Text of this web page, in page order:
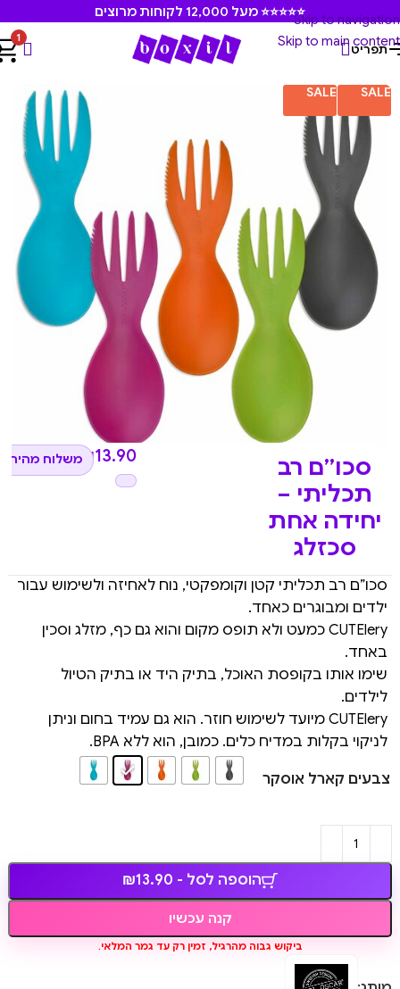
Skip to navigation
Skip to main content
⭐⭐⭐⭐⭐ מעל 12,000 לקוחות מרוצים
תפריט
1
עמוד הבית /מוצרים משלימים קארל אוסקר
SALE
SALE
סכו”ם רב
תכליתי –
יחידה אחת
סכזלג
₪13.90 משלוח מהיר
סכו”ם רב תכליתי קטן וקומפקטי, נוח לאחיזה ולשימוש עבור
ילדים ומבוגרים כאחד.
CUTElery כמעט ולא תופס מקום והוא גם כף, מזלג וסכין
באחד.
שימו אותו בקופסת האוכל, בתיק היד או בתיק הטיול
לילדים.
CUTElery מיועד לשימוש חוזר. הוא גם עמיד בחום וניתן
לניקוי בקלות במדיח כלים. כמובן, הוא ללא BPA.
צבעים קארל אוסקר
הוספה לסל - ₪13.90
קנה עכשיו
ביקוש גבוה מהרגיל, זמין רק עד גמר המלאי.